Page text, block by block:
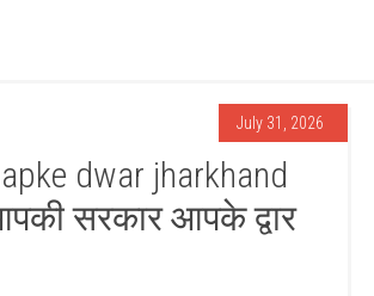
July 31, 2026
dwar jharkhand
सरकार आपके द्वार